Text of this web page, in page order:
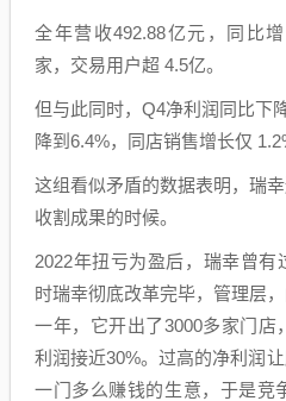
全年营收492.88亿元，同比
家，交易用户超 4.5亿。
但与此同时，Q4净利润同比下
降到6.4%，同店销售增长仅
这组看似矛盾的数据表明，瑞
收割成果的时候。
2022年扭亏为盈后，瑞幸曾有
时瑞幸彻底改革完毕，管理层
一年，它开出了3000多家门店
利润接近30%。过高的净利润
一门多么赚钱的生意，于是竞